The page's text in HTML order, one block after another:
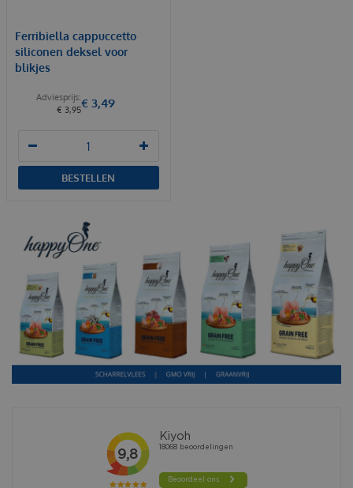
Ferribiella cappuccetto
siliconen deksel voor
blikjes
€ 3,95€ 3,49
BESTELLEN